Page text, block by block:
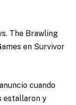
The Brawling
en Survivor
cuando
estallaron y